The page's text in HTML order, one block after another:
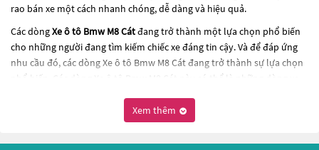
rao bán xe một cách nhanh chóng, dễ dàng và hiệu quả.
Các dòngXe ô tô Bmw M8 Cátđang trở thành một lựa chọn phổ biến
cho những người đang tìm kiếm chiếc xe đáng tin cậy. Và để đáp ứng
nhu cầu đó, các dòngXe ô tô Bmw M8 Cátđang trở thành sự lựa chọn
phổ biến. Các dòng
Xe ô tô Bmw M8 Cát
này có thể là những dòng xe
và công nghệ tiên tiến. Các dòngXe ô tô Bmw M8 Cát
kiểm tra và bảo dưỡng kỹ lưỡng để đảm bảo chất lượng và hiệu suất
tốt nhất. Nếu bạn đang tìm kiếm một chiếc xe, hãy khám phá các dòng
Xem thêm